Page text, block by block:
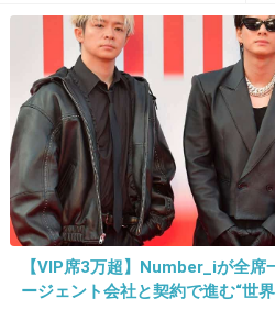
【VIP席3万超】Number_iが全
ージェント会社と契約で進む“世